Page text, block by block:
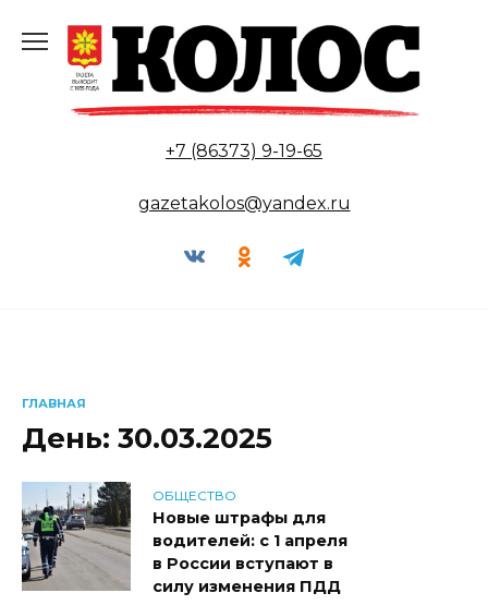
содержанию
+7 (86373) 9-19-65
gazetakolos@yandex.ru
ГЛАВНАЯ
День: 30.03.2025
ОБЩЕСТВО
Новые штрафы для
водителей: с 1 апреля
в России вступают в
силу изменения ПДД